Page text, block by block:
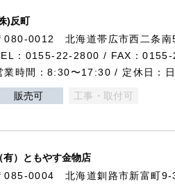
)反町
080-0012 北海道帯広市西二条南
：0155-22-2800 / FAX：
業時間：8:30〜17:30 / 定休日：
販売可 工事・取付可
有）ともやす金物店
085-0004 北海道釧路市新富町9-